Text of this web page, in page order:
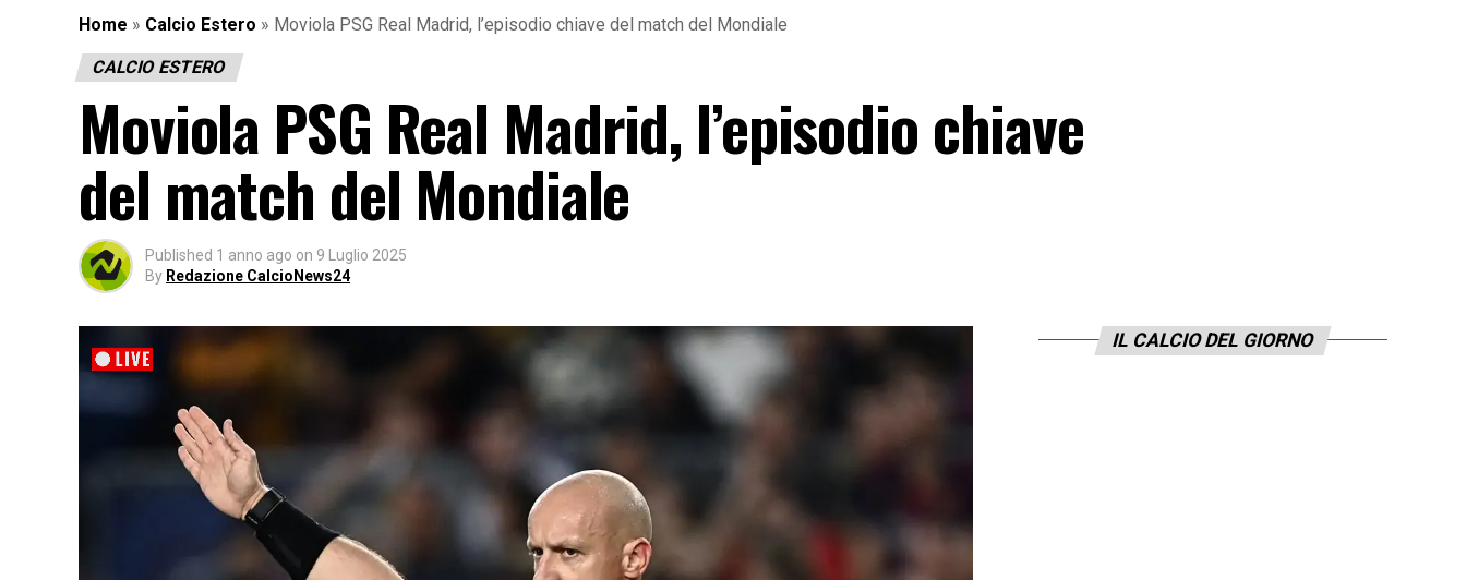
Home » Calcio Estero » Moviola PSG Real Madrid, l’episodio chiave del match del Mondiale
CALCIO ESTERO
Moviola PSG Real Madrid, l’episodio chiave
del match del Mondiale
Published 1 anno ago on 9 Luglio 2025
By Redazione CalcioNews24
IL CALCIO DEL GIORNO